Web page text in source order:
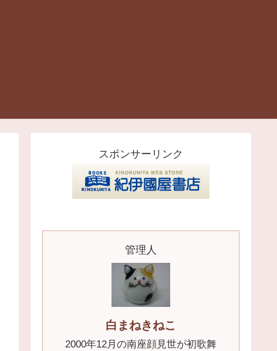
スポンサーリンク
管理人
白まねきねこ
2000年12月の南座顔見世が初歌舞